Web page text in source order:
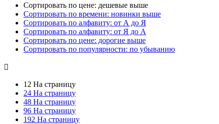
Сортировать по цене: дешевые выше
Сортировать по времени: новинки выше
Сортировать по алфавиту: от А до Я
Сортировать по алфавиту: от Я до А
Сортировать по цене: дорогие выше
Сортировать по популярности: по убыванию

12 На страницу
24 На страницу
48 На страницу
96 На страницу
192 На страницу